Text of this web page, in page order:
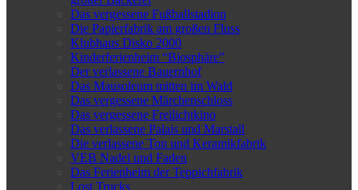
Das vergessene Fußballstadion
Die Papierfabrik am großen Fluss
Klubhaus Disko 2000
Kinderferienheim “Biosphäre”
Der verlassene Bauernhof
Das Mausoleum mitten im Wald
Das vergessene Märchenschloss
Das vergessene Freilichtkino
Das verlassene Palais und Marstall
Die verlassene Ton und Keramikfabrik
VEB Nadel und Faden
Das Ferienheim der Teppichfabrik
Lost Trucks